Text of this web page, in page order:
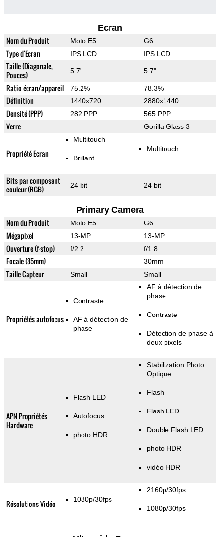
Ecran
Nom du Produit Moto E5 G6
Type d'Ecran IPS LCD IPS LCD
Taille (Diagonale,
Pouces)
5.7" 5.7"
Ratio écran/appareil 75.2% 78.3%
Définition 1440x720 2880x1440
Densité (PPP) 282 PPP 565 PPP
Verre Gorilla Glass 3
Propriété Ecran
Multitouch
Brillant
Multitouch
Bits par composant
couleur (RGB)
24 bit 24 bit
Primary Camera
Nom du Produit Moto E5 G6
Mégapixel 13-MP 13-MP
Ouverture (f-stop) f/2.2 f/1.8
Focale (35mm) 30mm
Taille Capteur Small Small
Propriétés autofocus
Contraste
AF à détection de
phase
AF à détection de
phase
Contraste
Détection de phase à
deux pixels
APN Propriétés
Hardware
Flash LED
Autofocus
photo HDR
Stabilization Photo
Optique
Flash
Flash LED
Double Flash LED
photo HDR
vidéo HDR
Résolutions Vidéo 1080p/30fps
2160p/30fps
1080p/30fps